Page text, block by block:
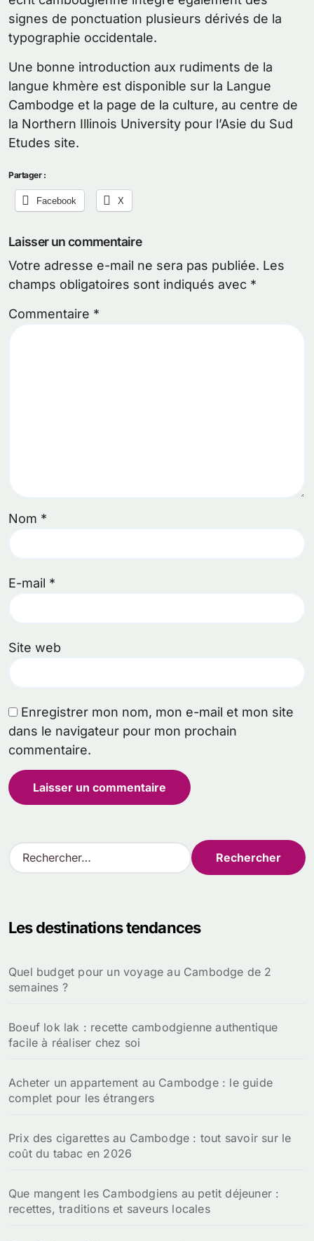
signes de ponctuation plusieurs dérivés de la
typographie occidentale.
Une bonne introduction aux rudiments de la
langue khmère est disponible sur la Langue
Cambodge et la page de la culture, au centre de
la Northern Illinois University pour l’Asie du Sud
Etudes site.
Partager :
Facebook X
Laisser un commentaire
Votre adresse e-mail ne sera pas publiée. Les
champs obligatoires sont indiqués avec *
Commentaire *
Nom *
E-mail *
Site web
Enregistrer mon nom, mon e-mail et mon site
dans le navigateur pour mon prochain
commentaire.
R
e
r
e
r
Les destinations tendances
Quel budget pour un voyage au Cambodge de 2
semaines ?
Boeuf lok lak : recette cambodgienne authentique
facile à réaliser chez soi
Acheter un appartement au Cambodge : le guide
complet pour les étrangers
Prix des cigarettes au Cambodge : tout savoir sur le
coût du tabac en 2026
Que mangent les Cambodgiens au petit déjeuner :
recettes, traditions et saveurs locales